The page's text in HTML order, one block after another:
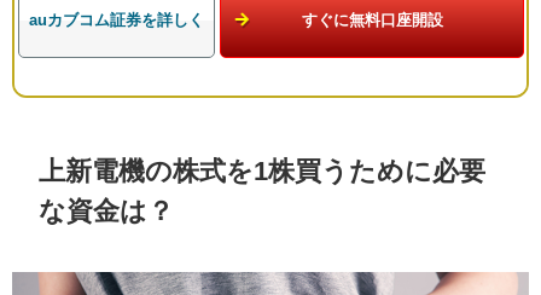
auカブコム証券を詳しく すぐに無料口座開設
上新電機の株式を1株買うために必要
な資金は？